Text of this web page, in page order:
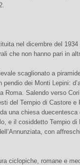
nel dicembre del
che non hanno pari in
scaglionato a
dei Monti Lepini:
Roma. Salendo verso
del Tempio di Castore
una chiesa
e il cosiddetto Tempio di
con
ciclopiche, romane e